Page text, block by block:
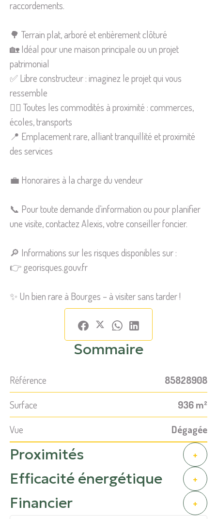
raccordements.
🌳 Terrain plat, arboré et entièrement clôturé
🏡 Idéal pour une maison principale ou un projet
patrimonial
✅ Libre constructeur : imaginez le projet qui vous
ressemble
🚶‍♂️ Toutes les commodités à proximité : commerces,
écoles, transports
📍 Emplacement rare, alliant tranquillité et proximité
des services
💼 Honoraires à la charge du vendeur
📞 Pour toute demande d’information ou pour planifier
une visite, contactez Alexis, votre conseiller foncier.
🔎 Informations sur les risques disponibles sur :
👉 georisques.gouv.fr
✨ Un bien rare à Bourges – à visiter sans tarder !
Sommaire
Référence
85828908
Surface
936 m²
Vue
Dégagée
Proximités +
Efficacité énergétique +
Financier +